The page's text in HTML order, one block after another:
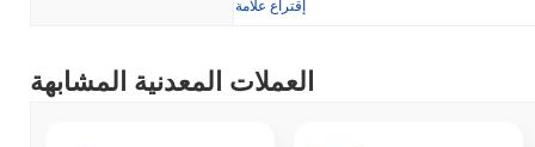
إقتراع علامة
العملات المعدنية المشابهة